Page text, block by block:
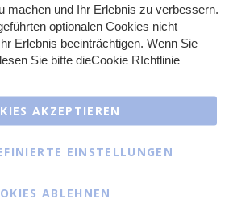
machen und Ihr Erlebnis zu verbessern.
optionalen Cookies nicht
Erlebnis beeinträchtigen. Wenn Sie
Sie bitte dieCookie RIchtlinie
AKZEPTIEREN
EINSTELLUNGEN
ABLEHNEN